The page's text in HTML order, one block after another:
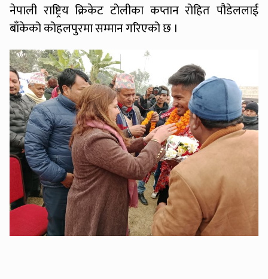
नेपाली राष्ट्रिय क्रिकेट टोलीका कप्तान रोहित पौडेललाई
बाँकेको कोहलपुरमा सम्मान गरिएको छ ।